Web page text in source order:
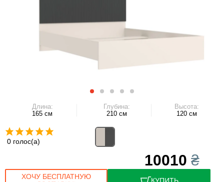
Длина:
165 см
Глубина:
210 см
Высота:
120 см
0 голос(а)
10010 ₴
КУПИТЬ
ХОЧУ БЕСПЛАТНУЮ